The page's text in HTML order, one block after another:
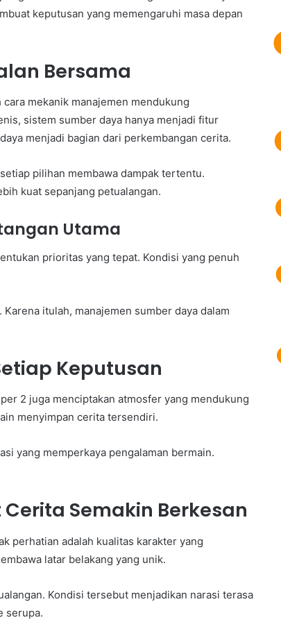
keputusan yang memengaruhi masa depan
Bersama
mekanik manajemen mendukung
sistem sumber daya hanya menjadi fitur
menjadi bagian dari perkembangan cerita.
pilihan membawa dampak tertentu.
kuat sepanjang petualangan.
Utama
prioritas yang tepat. Kondisi yang penuh
itulah, manajemen sumber daya dalam
Keputusan
2 juga menciptakan atmosfer yang mendukung
menyimpan cerita tersendiri.
yang memperkaya pengalaman bermain.
Semakin Berkesan
perhatian adalah kualitas karakter yang
latar belakang yang unik.
Kondisi tersebut menjadikan narasi terasa
serupa.